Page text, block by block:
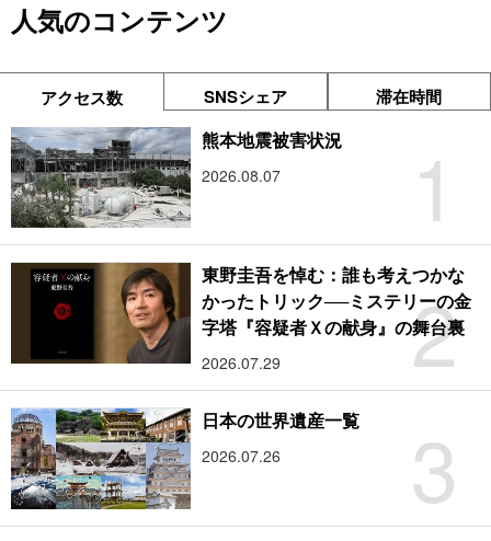
人気のコンテンツ
アクセス数 SNSシェア 滞在時間
1
熊本地震被害状況
2026.08.07
2
東野圭吾を悼む：誰も考えつかな
かったトリック──ミステリーの金
字塔『容疑者Ｘの献身』の舞台裏
2026.07.29
3
日本の世界遺産一覧
2026.07.26